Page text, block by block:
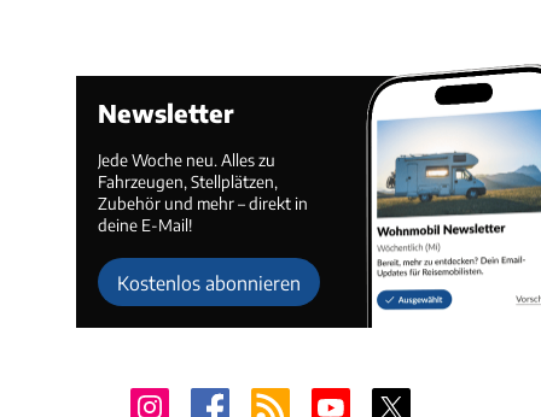
Newsletter
Jede Woche neu. Alles zu
Fahrzeugen, Stellplätzen,
Zubehör und mehr – direkt in
deine E-Mail!
Kostenlos abonnieren